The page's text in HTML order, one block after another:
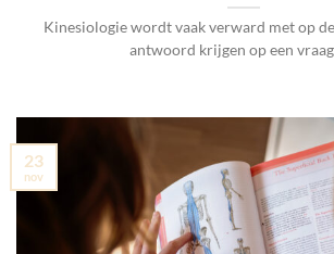
Kinesiologie wordt vaak verward met op
antwoord krijgen op een
23
nov